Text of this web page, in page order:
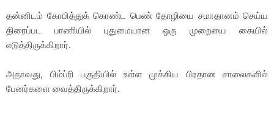
தன்னிடம் கோபித்துக் கொண்ட பெண் தோழியை சமாதானம் செய்ய
திரைப்பட பாணியில் புதுமையான ஒரு முறையை கையில்
எடுத்திருக்கிறார்.
அதாவது, பிம்ப்ரி பகுதியில் உள்ள முக்கிய பிரதான சாலைகளில்
பேனர்களை வைத்திருக்கிறார்.